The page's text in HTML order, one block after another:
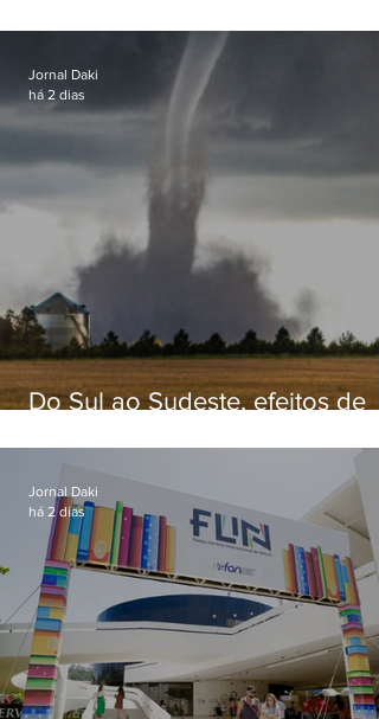
Do Sul ao Sudeste, efeitos de
apreensão na população
Jornal Daki
há 2 dias
Jornal Daki
há 2 dias